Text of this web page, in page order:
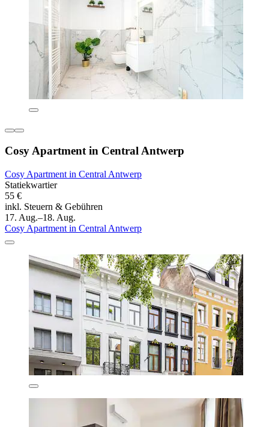
Cosy Apartment in Central Antwerp
Cosy Apartment in Central Antwerp
Statiekwartier
55 €
inkl. Steuern & Gebühren
17. Aug.–18. Aug.
Cosy Apartment in Central Antwerp